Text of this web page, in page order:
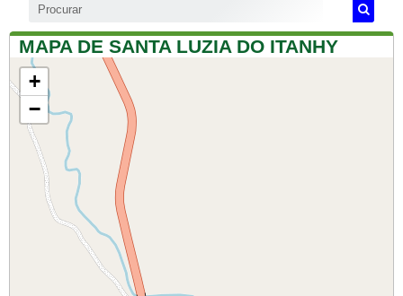
MAPA DE SANTA LUZIA DO ITANHY
+
−